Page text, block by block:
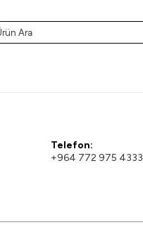
Telefon:
+964 772 975 4333